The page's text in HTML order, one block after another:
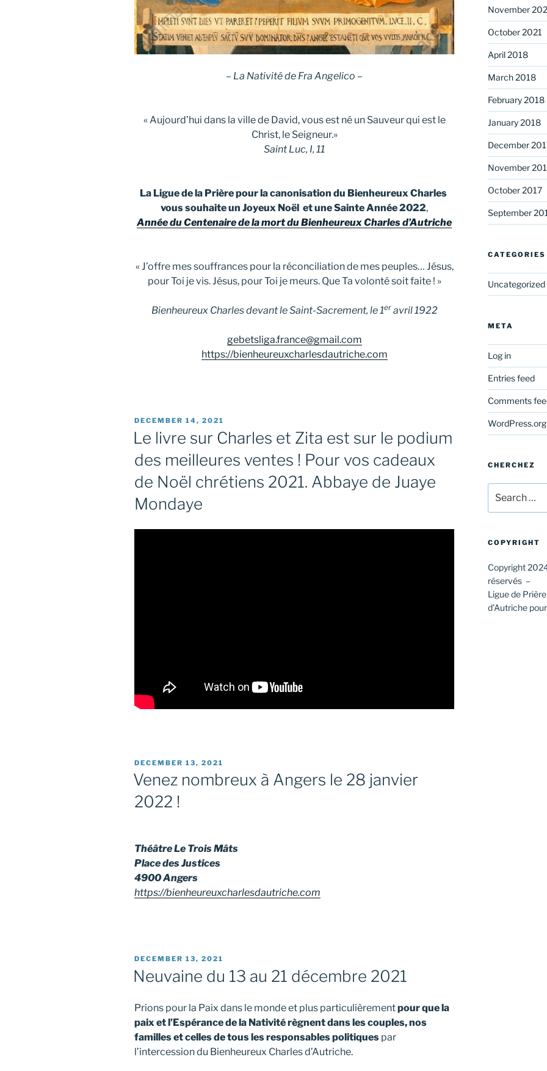
– La Nativité de Fra Angelico –
« Aujourd’hui dans la ville de David, vous est né un Sauveur qui est le
Christ, le Seigneur.»
Saint Luc, I, 11
La Ligue de la Prière pour la canonisationdu Bienheureux Charles
vous souhaite unJoyeux Noël et uneSainte Année 2022,
Année du Centenaire de la mort du Bienheureux Charles d’Autriche
« J’offre mes souffrances pour la réconciliation de mes peuples… Jésus,
pour Toi je vis. Jésus, pour Toi je meurs. Que Ta volonté soit faite ! »
Bienheureux Charles devant le Saint-Sacrement, le 1eravril 1922
gebetsliga.france@gmail.com
https://bienheureuxcharlesdautriche.com
POSTED
ON
DECEMBER 14, 2021
Le livre sur Charles et Zita est sur le podium
des meilleures ventes ! Pour vos cadeaux
de Noël chrétiens 2021. Abbaye de Juaye
Mondaye
POSTED
ON
DECEMBER 13, 2021
Venez nombreux à Angers le 28 janvier
2022 !
Théâtre Le Trois Mâts
Place des Justices
4900 Angers
https://bienheureuxcharlesdautriche.com
POSTED
DECEMBER 13, 2021
Neuvaine du 13 au 21 décembre 2021
Prions pour la Paix dans le monde et plus particulièrementpour que la
paix et l’Espérance de la Nativité règnent dans les couples, nos
familles et celles de tous les responsables politiques par
l’intercession du Bienheureux Charles d’Autriche.
November
October 2021
April 2018
March 2018
February 2018
January 2018
December
November
October 2017
September
CATEGORIES
Uncategorized
META
Log in
Entries feed
Comments
WordPress.org
CHERCHEZ
for:
COPYRIGHT
Copyright
réservés –
Ligue de
d’Autriche